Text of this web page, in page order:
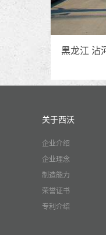
黑龙江 沾
关于西沃
企业介绍
企业理念
制造能力
荣誉证书
专利介绍